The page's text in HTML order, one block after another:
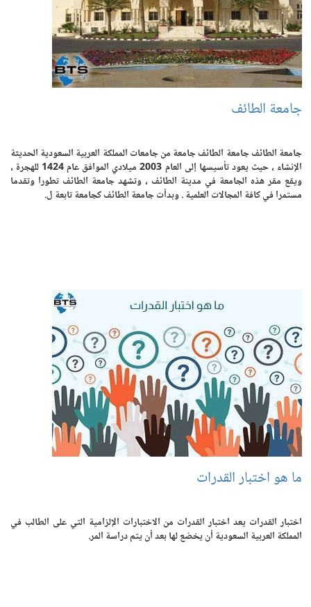
جامعة الطائف
جامعة الطائف جامعة الطائف جامعة من جامعات المملكة العربية السعودية الحديثة
الإنشاء ، حيث يعود تأسيسها إلى العام 2003 ميلادي الموافق عام 1424 للهجرة ،
ويقع مقر هذه الجامعة في مدينة الطائف ، وتشهد جامعة الطائف تطورا وتقدما
مستمرا في كافة المجالات العلمية . وبدأت جامعة الطائف كجامعة تابعة ل.
ما هو اختبار القدرات
اختبار القدرات يعد اختبار القدرات من الاختبارات الإلزامية التي على الطالب في
المملكة العربية السعودية أن يخضع لها بعد أن يتم دراسة المر.